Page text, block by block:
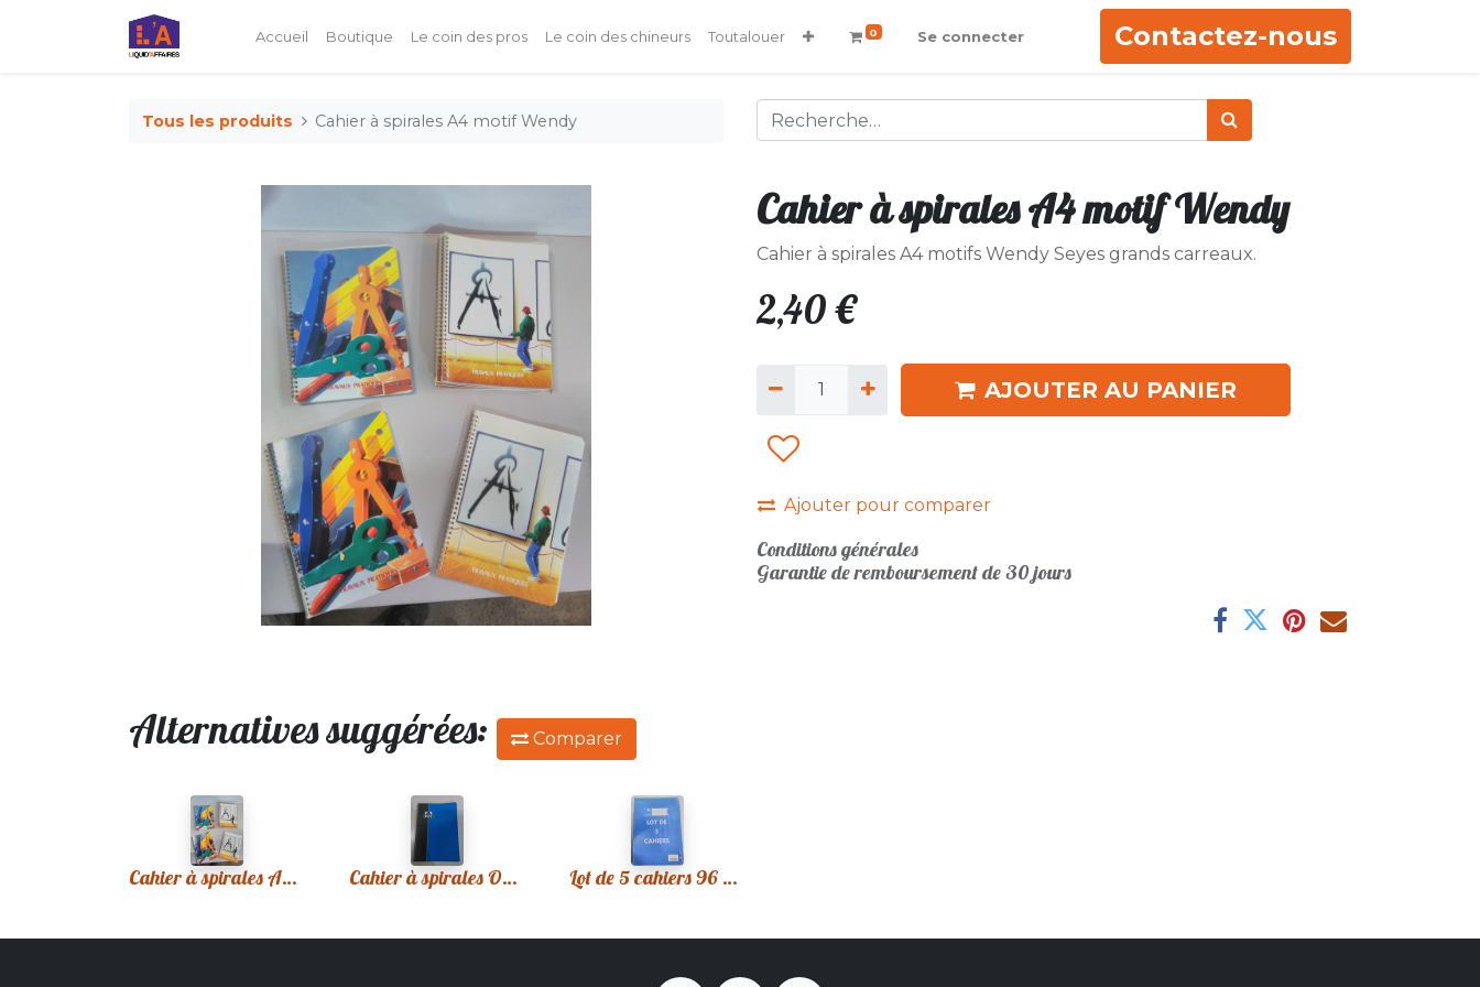
Accueil Boutique Le coin des pros Le coin des chineurs Toutalouer 0 Se connecter Contactez-nous
Tous les produits Cahier à spirales A4 motif Wendy
Cahier à spirales A4 motif Wendy
Cahier à spirales A4 motifs Wendy Seyes grands carreaux.
2,40€
AJOUTER AU PANIER
Ajouter pour comparer
Conditions générales
Garantie de remboursement de 30 jours
Alternatives suggérées: Comparer
Cahier à spirales A4 motifs divers Cahier à spirales Oxford Seyes Lot de 5 cahiers 96 pages